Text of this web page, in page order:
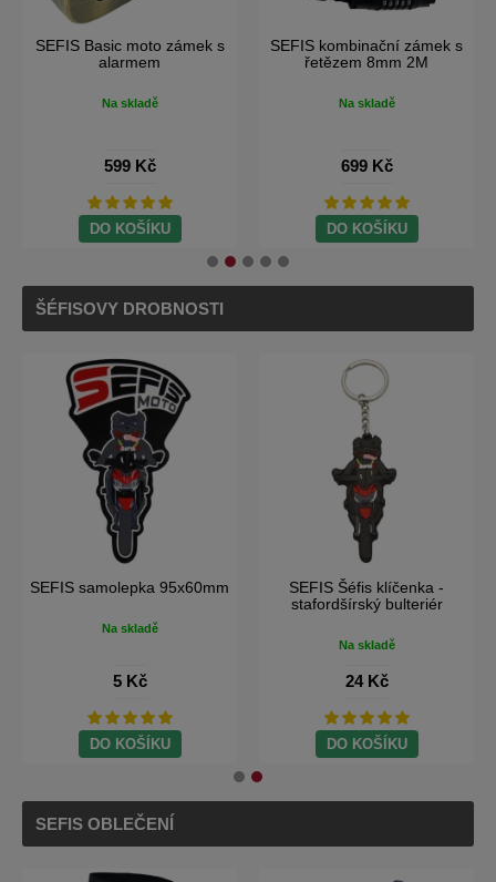
SEFIS RCX moto batoh na
motorku
Na skladě
699 Kč
DO KOŠÍKU
SEFIS Sport brašna 2v1 na
motocykl
Na skladě
Doprava Zdarma
DO KOŠÍKU
ŠÉFISOVY DROBNOSTI
SEFIS samolepka
5 Kč
DO KOŠÍKU
SEFIS samolepka 95x60mm
5 Kč
DO KOŠÍKU
SEFIS OBLEČENÍ